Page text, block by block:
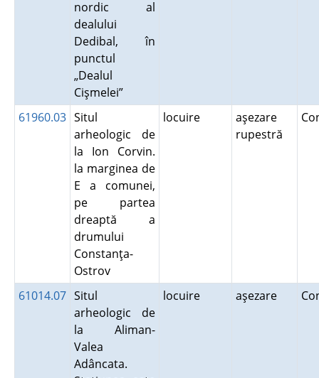
nordic al
dealului
Dedibal, în
punctul
„Dealul
Cişmelei”
61960.03 Situl
arheologic de
la Ion Corvin.
la marginea de
E a comunei,
pe partea
dreaptă a
drumului
Constanţa-
Ostrov
locuire
aşezare
rupestră
61014.07 Situl
arheologic de
la Aliman-
Valea
Adâncata.
locuire aşezare